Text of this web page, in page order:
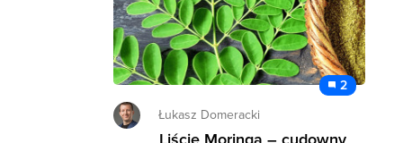
2
Łukasz Domeracki
Liście Moringa – cudowny